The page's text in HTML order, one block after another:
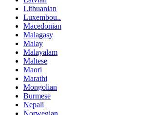
Lithuanian
Luxembou..
Macedonian
Malagasy
Malay
Malayalam
Maltese
Maori
Marathi
Mongolian
Burmese
Nepali